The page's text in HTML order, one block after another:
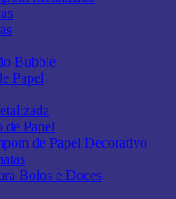
Bubble
Papel
de Papel
de Papel Decorativo
Bolos e Doces